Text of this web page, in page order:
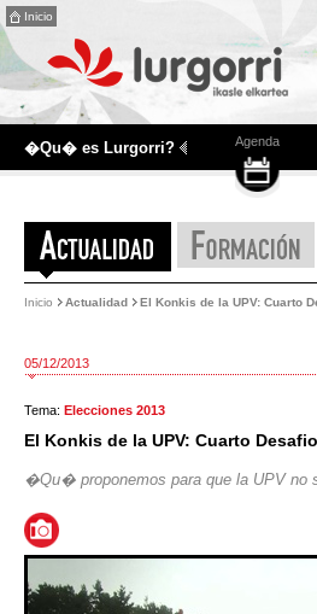
Inicio
�Qu� es Lurgorri? Agenda
Inicio Actualidad El Konkis de la UPV: Cuarto
05/12/2013
Tema: Elecciones 2013
El Konkis de la UPV: Cuarto Desafio
�Qu� proponemos para que la UPV no